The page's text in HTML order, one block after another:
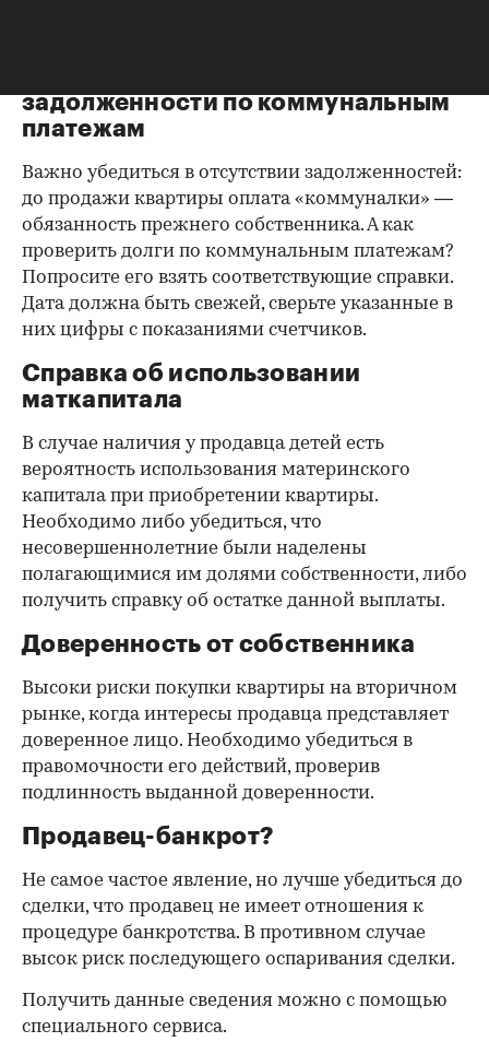
задолженности по коммунальным
платежам
Важно убедиться в отсутствии задолженностей:
до продажи квартиры оплата «коммуналки» —
обязанность прежнего собственника. А как
проверить долги по коммунальным платежам?
Попросите его взять соответствующие справки.
Дата должна быть свежей, сверьте указанные в
них цифры с показаниями счетчиков.
Справка об использовании
маткапитала
В случае наличия у продавца детей есть
вероятность использования материнского
капитала при приобретении квартиры.
Необходимо либо убедиться, что
несовершеннолетние были наделены
полагающимися им долями собственности, либо
получить справку об остатке данной выплаты.
Доверенность от собственника
Высоки риски покупки квартиры на вторичном
рынке, когда интересы продавца представляет
доверенное лицо. Необходимо убедиться в
правомочности его действий, проверив
подлинность выданной доверенности.
Продавец-банкрот?
Не самое частое явление, но лучше убедиться до
сделки, что продавец не имеет отношения к
процедуре банкротства. В противном случае
высок риск последующего оспаривания сделки.
Получить данные сведения можно с помощью
специального сервиса.